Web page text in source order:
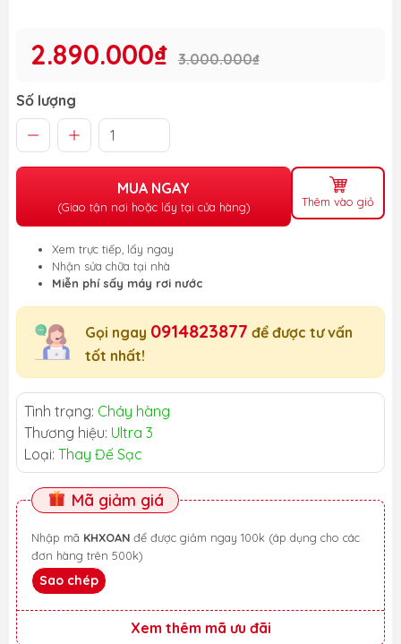
2.890.000₫ 3.000.000₫
Số lượng
MUA NGAY
(Giao tận nơi hoặc lấy tại cửa hàng) Thêm vào giỏ
Xem trực tiếp, lấy ngay
Nhận sửa chữa tại nhà
Miễn phí sấy máy rơi nước
Gọi ngay 0914823877 để được tư vấn
tốt nhất!
Tình trạng: Cháy hàng
Thương hiệu: Ultra 3
Loại: Thay Đế Sạc
Mã giảm giá
Nhập mã KHXOAN
đơn hàng trên 500k)
Sao chép
Xem thêm mã ưu đãi